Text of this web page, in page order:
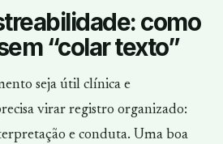
como
“colar texto”
seja útil clínica e
virar registro organizado:
e conduta. Uma boa